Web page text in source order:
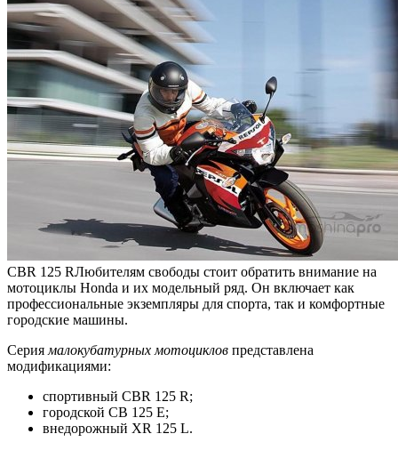
CBR 125 RЛюбителям свободы стоит обратить внимание на
мотоциклы Honda и их модельный ряд. Он включает как
профессиональные экземпляры для спорта, так и комфортные
городские машины.
Серия малокубатурных мотоциклов представлена
модификациями:
спортивный CBR 125 R;
городской CB 125 E;
внедорожный XR 125 L.